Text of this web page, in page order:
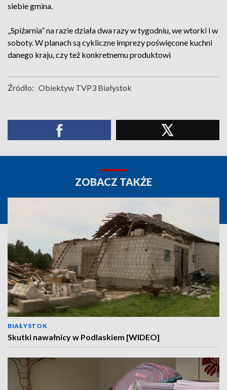
siebie gmina.
„Spiżarnia” na razie działa dwa razy w tygodniu, we wtorki i w
soboty. W planach są cykliczne imprezy poświęcone kuchni
danego kraju, czy też konkretnemu produktowi
Źródło: Obiektyw TVP3 Białystok
ZOBACZ TAKŻE
BIAŁYSTOK
Skutki nawałnicy w Podlaskiem [WIDEO]